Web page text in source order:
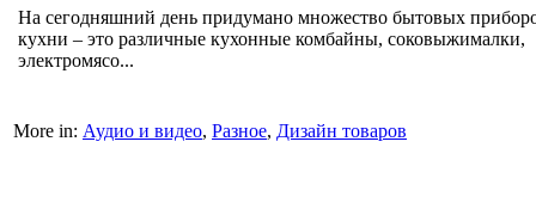
На сегодняшний день придумано множество бытовых
кухни – это различные кухонные комбайны, соковыжималки,
электромясо...
More in: Аудио и видео, Разное, Дизайн товаров